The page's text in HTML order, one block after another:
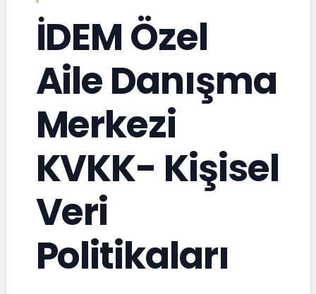
İDEM Özel
Aile Danışma
Merkezi
KVKK- Kişisel
Veri
Politikaları